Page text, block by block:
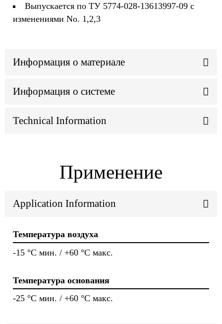
Выпускается по ТУ 5774-028-13613997-09 с
изменениями No. 1,2,3
Информация о материале
Информация о системе
Technical Information
Применение
Application Information
Температура воздуха
-15 °C мин. / +60 °C макс.
Температура основания
-25 °C мин. / +60 °C макс.